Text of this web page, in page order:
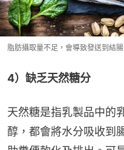
脂肪攝取量不足，會導致發送到結
4）缺乏天然糖分
天然糖是指乳製品中的
醇，都會將水分吸收到